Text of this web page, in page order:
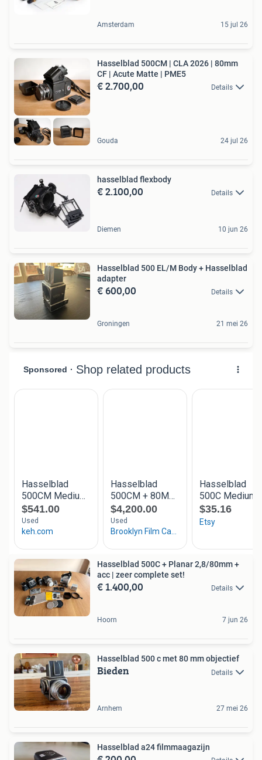
Amsterdam 15 jul 26
Hasselblad 500CM | CLA 2026 | 80mm
CF | Acute Matte | PME5
€ 2.700,00 Details
Gouda 24 jul 26
hasselblad flexbody
€ 2.100,00 Details
Diemen 10 jun 26
Hasselblad 500 EL/M Body + Hasselblad
adapter
€ 600,00 Details
Groningen 21 mei 26
Hasselblad 500C + Planar 2,8/80mm +
acc | zeer complete set!
€ 1.400,00 Details
Hoorn 7 jun 26
Hasselblad 500 c met 80 mm objectief
Bieden Details
Arnhem 27 mei 26
Hasselblad a24 filmmaagazijn